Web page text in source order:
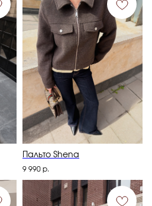
Пальто Shena
9 990 р.